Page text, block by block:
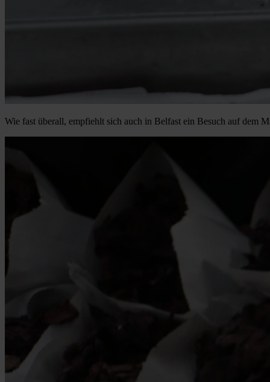
Wie fast überall, empfiehlt sich auch in Belfast ein Besuch auf dem